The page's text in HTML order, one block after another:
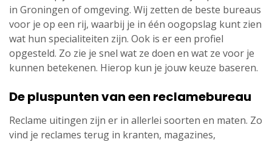
in Groningen of omgeving. Wij zetten de beste bureaus
voor je op een rij, waarbij je in één oogopslag kunt zien
wat hun specialiteiten zijn. Ook is er een profiel
opgesteld. Zo zie je snel wat ze doen en wat ze voor je
kunnen betekenen. Hierop kun je jouw keuze baseren.
De pluspunten van een reclamebureau
Reclame uitingen zijn er in allerlei soorten en maten. Zo
vind je reclames terug in kranten, magazines,